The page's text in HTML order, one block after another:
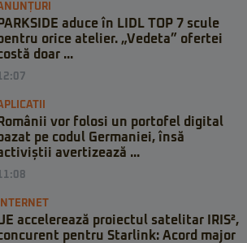
PARKSIDE aduce în LIDL TOP 7 scule
orice atelier. „Vedeta” ofertei
doar ...
Românii vor folosi un portofel digital
bazat pe codul Germaniei, însă
avertizează ...
INTERNET
accelerează proiectul satelitar IRIS²,
pentru Starlink: Acord major